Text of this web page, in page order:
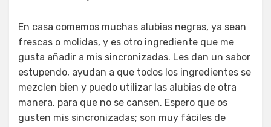
En casa comemos muchas alubias negras, ya sean
frescas o molidas, y es otro ingrediente que me
gusta añadir a mis sincronizadas. Les dan un sabor
estupendo, ayudan a que todos los ingredientes se
mezclen bien y puedo utilizar las alubias de otra
manera, para que no se cansen. Espero que os
gusten mis sincronizadas; son muy fáciles de